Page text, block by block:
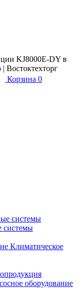
KJ8000E-DY в
Востоктехторг
Корзина 0
системы
Климатическое
оборудование